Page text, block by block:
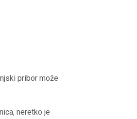
pribor može
neretko je